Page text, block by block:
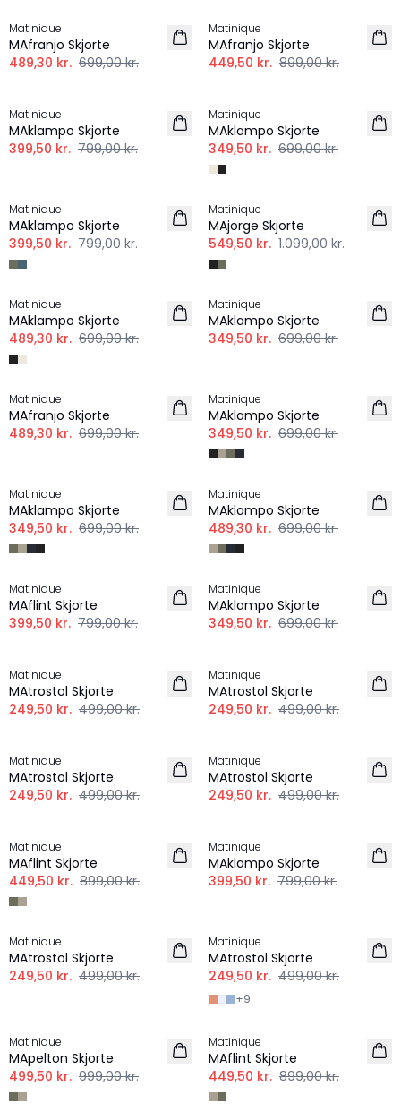
Matinique
MAfranjo Skjorte
489,30 kr. 699,00 kr.
Matinique
MAfranjo Skjorte
449,50 kr. 899,00 kr.
Matinique
MAklampo Skjorte
399,50 kr. 799,00 kr.
Matinique
MAklampo Skjorte
349,50 kr. 699,00 kr.
Matinique
MAklampo Skjorte
399,50 kr. 799,00 kr.
-50%
Matinique
MAjorge Skjorte
549,50 kr. 1.099,00 kr.
-30%
Matinique
MAklampo Skjorte
489,30 kr. 699,00 kr.
-50%
Matinique
MAklampo Skjorte
349,50 kr. 699,00 kr.
-30%
Matinique
MAfranjo Skjorte
489,30 kr. 699,00 kr.
Matinique
MAklampo Skjorte
349,50 kr. 699,00 kr.
Matinique
MAklampo Skjorte
349,50 kr. 699,00 kr.
-30%
Matinique
MAklampo Skjorte
489,30 kr. 699,00 kr.
-50%
Matinique
MAflint Skjorte
399,50 kr. 799,00 kr.
-50%
Matinique
MAklampo Skjorte
349,50 kr. 699,00 kr.
Matinique
MAtrostol Skjorte
249,50 kr. 499,00 kr.
Matinique
MAtrostol Skjorte
249,50 kr. 499,00 kr.
Matinique
MAtrostol Skjorte
249,50 kr. 499,00 kr.
Matinique
MAtrostol Skjorte
249,50 kr. 499,00 kr.
HØR
Matinique
MAflint Skjorte
449,50 kr. 899,00 kr.
Matinique
MAklampo Skjorte
399,50 kr. 799,00 kr.
-50%
Matinique
MAtrostol Skjorte
249,50 kr. 499,00 kr.
HØR
Matinique
MAtrostol Skjorte
249,50 kr. 499,00 kr.
+9
HØR
Matinique
MApelton Skjorte
499,50 kr. 999,00 kr.
HØR
-50%
Matinique
MAflint Skjorte
449,50 kr. 899,00 kr.
-50% -50%